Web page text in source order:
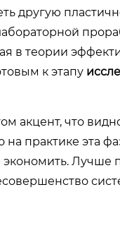
другую
в теории
к этапу
акцент, что
практике эта
Лучше